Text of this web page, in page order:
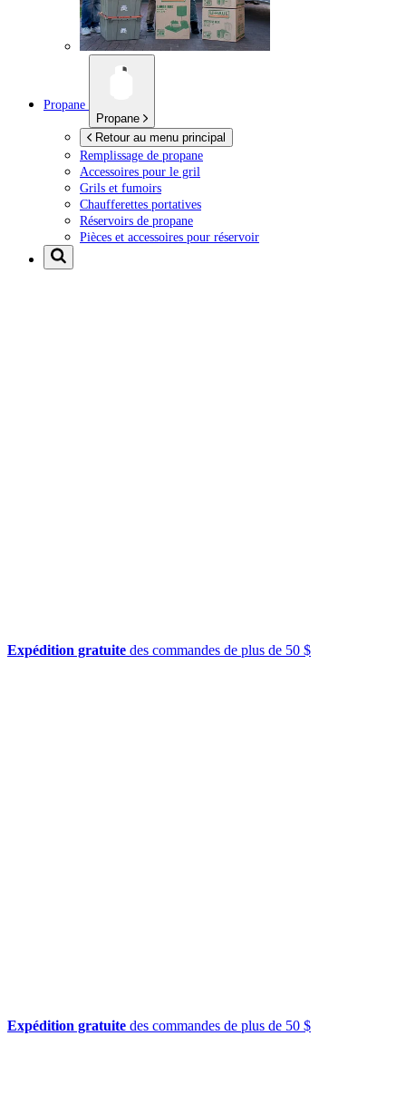
Propane
Propane
Retour au menu principal
Remplissage de propane
Accessoires pour le gril
Grils et fumoirs
Chaufferettes portatives
Réservoirs de propane
Pièces et accessoires pour réservoir
Expédition gratuite des commandes de plus de 50 $
Expédition gratuite des commandes de plus de 50 $